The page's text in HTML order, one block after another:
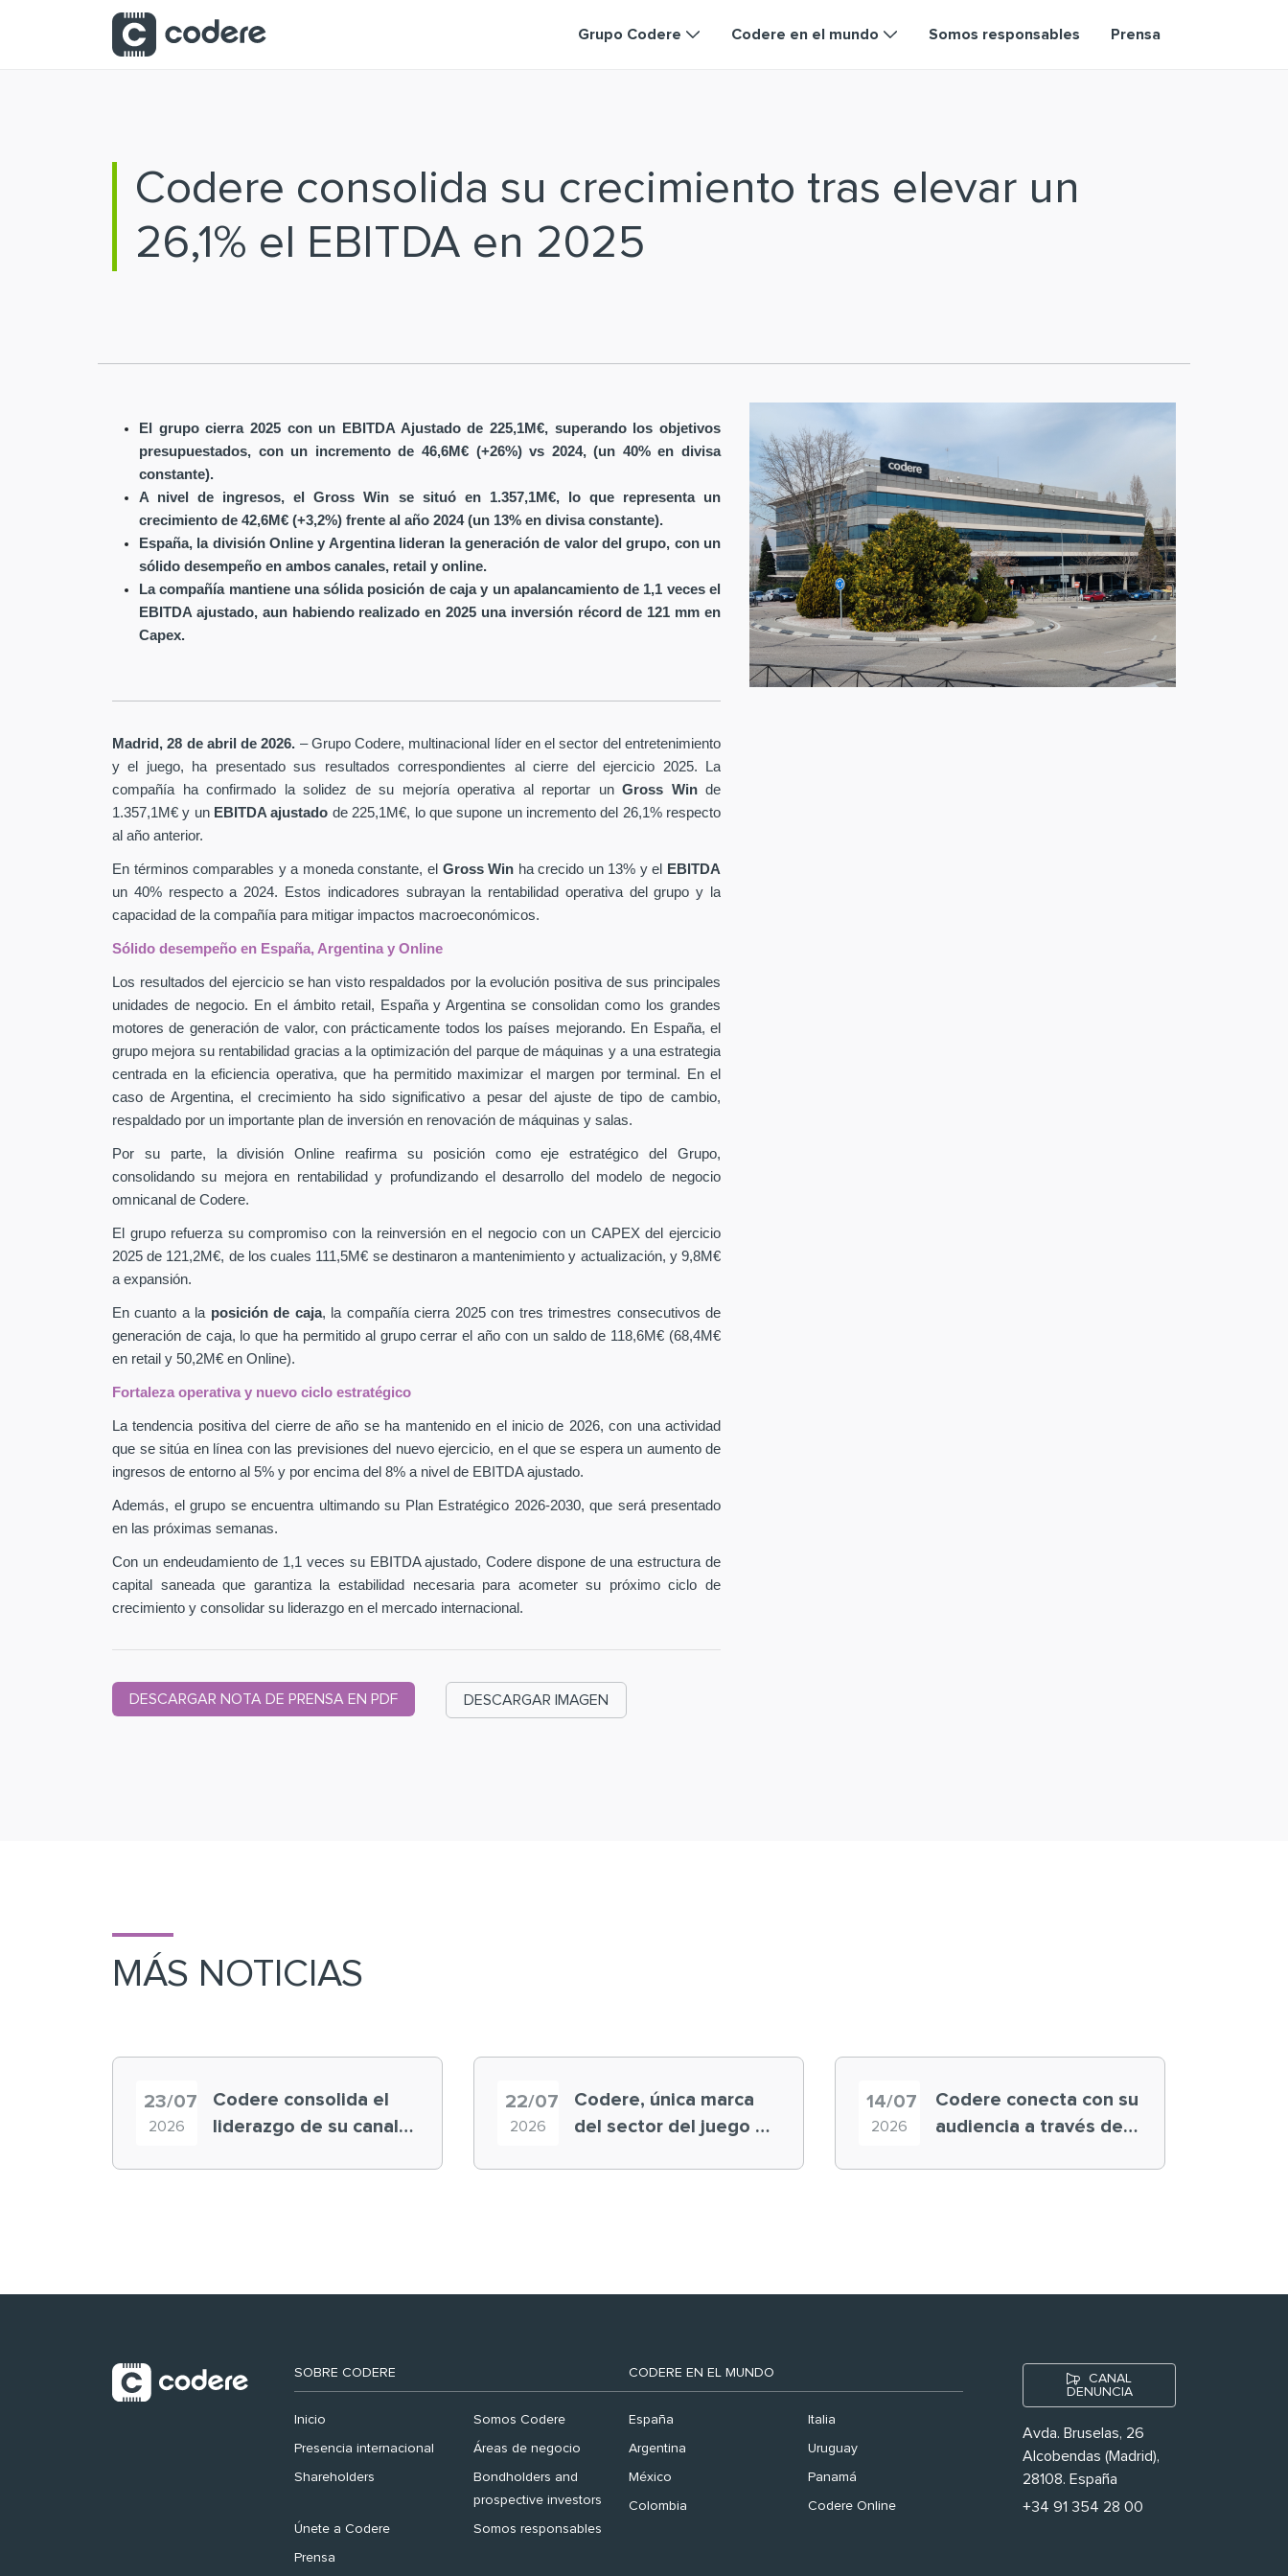
Saltar al contenido principal
Grupo Codere Codere en el mundo Somos responsables Prensa
Codere consolida su crecimiento tras elevar un
26,1% el EBITDA en 2025
El grupo cierra 2025 con un EBITDA Ajustado de 225,1M€, superando los objetivos
presupuestados, con un incremento de 46,6M€ (+26%) vs 2024, (un 40% en divisa
constante).
A nivel de ingresos, el Gross Win se situó en 1.357,1M€, lo que representa un
crecimiento de 42,6M€ (+3,2%) frente al año 2024 (un 13% en divisa constante).
España, la división Online y Argentina lideran la generación de valor del grupo, con un
sólido desempeño en ambos canales, retail y online.
La compañía mantiene una sólida posición de caja y un apalancamiento de 1,1 veces el
EBITDA ajustado, aun habiendo realizado en 2025 una inversión récord de 121 mm en
Capex.
Madrid, 28 de abril de 2026. – Grupo Codere, multinacional líder en el sector del entretenimiento
y el juego, ha presentado sus resultados correspondientes al cierre del ejercicio 2025. La
compañía ha confirmado la solidez de su mejoría operativa al reportar un Gross Win de
1.357,1M€ y un EBITDA ajustado de 225,1M€, lo que supone un incremento del 26,1% respecto
al año anterior.
En términos comparables y a moneda constante, el Gross Win ha crecido un 13% y el
EBITDA
un 40% respecto a 2024. Estos indicadores subrayan la rentabilidad operativa del grupo y la
capacidad de la compañía para mitigar impactos macroeconómicos.
Sólido desempeño en España, Argentina y Online
Los resultados del ejercicio se han visto respaldados por la evolución positiva de sus principales
unidades de negocio. En el ámbito retail, España y Argentina se consolidan como los grandes
motores de generación de valor, con prácticamente todos los países mejorando. En España, el
grupo mejora su rentabilidad gracias a la optimización del parque de máquinas y a una estrategia
centrada en la eficiencia operativa, que ha permitido maximizar el margen por terminal. En el
caso de Argentina, el crecimiento ha sido significativo a pesar del ajuste de tipo de cambio,
respaldado por un importante plan de inversión en renovación de máquinas y salas.
Por su parte, la división Online reafirma su posición como eje estratégico del Grupo,
consolidando su mejora en rentabilidad y profundizando el desarrollo del modelo de negocio
omnicanal de Codere.
El grupo refuerza su compromiso con la reinversión en el negocio con un CAPEX del ejercicio
2025 de 121,2M€, de los cuales 111,5M€ se destinaron a mantenimiento y actualización, y 9,8M€
a expansión.
En cuanto a la posición de caja, la compañía cierra 2025 con tres trimestres consecutivos de
generación de caja, lo que ha permitido al grupo cerrar el año con un saldo de 118,6M€ (68,4M€
en retail y 50,2M€ en Online).
Fortaleza operativa y nuevo ciclo estratégico
La tendencia positiva del cierre de año se ha mantenido en el inicio de 2026, con una actividad
que se sitúa en línea con las previsiones del nuevo ejercicio, en el que se espera un aumento de
ingresos de entorno al 5% y por encima del 8% a nivel de EBITDA ajustado.
Además, el grupo se encuentra ultimando su Plan Estratégico 2026-2030, que será presentado
en las próximas semanas.
Con un endeudamiento de 1,1 veces su EBITDA ajustado, Codere dispone de una estructura de
capital saneada que garantiza la estabilidad necesaria para acometer su próximo ciclo de
crecimiento y consolidar su liderazgo en el mercado internacional.
DESCARGAR NOTA DE PRENSA EN PDF DESCARGAR IMAGEN
MÁS NOTICIAS
23/07
2026
Codere consolida el
liderazgo de su canal
22/07
2026
Codere, única marca
del sector del juego en
14/07
2026
Codere conecta con su
audiencia a través de
SOBRE CODERE
Inicio Somos Codere
Presencia internacional Áreas de negocio
Shareholders
Bondholders and
prospective investors
Únete a Codere Somos responsables
Prensa
CODERE EN EL MUNDO
España Italia
Argentina Uruguay
México Panamá
Colombia Codere Online
CANAL
DENUNCIA
Avda. Bruselas, 26
Alcobendas (Madrid),
28108. España
+34 91 354 28 00